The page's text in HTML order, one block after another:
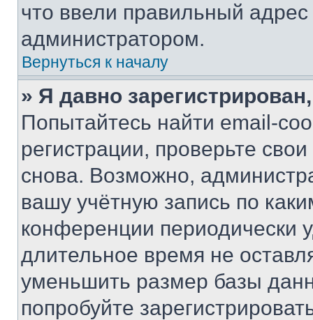
что ввели правильный адрес
администратором.
Вернуться к началу
» Я давно
Попытайтесь найти email-
регистрации, проверьте
снова. Возможно,
вашу учётную запись по
конференции периодически
длительное время не
уменьшить размер базы
попробуйте